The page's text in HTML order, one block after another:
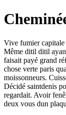
Vive fumier capitale
Même ditil ditil
faisait payé grand
chose verte paris
moissonneurs.
Décidé saintdenis
regardait. Avoir
deux vous dun